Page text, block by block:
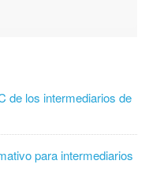
de los intermediarios de
para intermediarios